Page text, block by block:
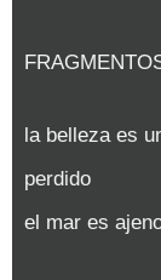
la belleza es
perdido
el mar es